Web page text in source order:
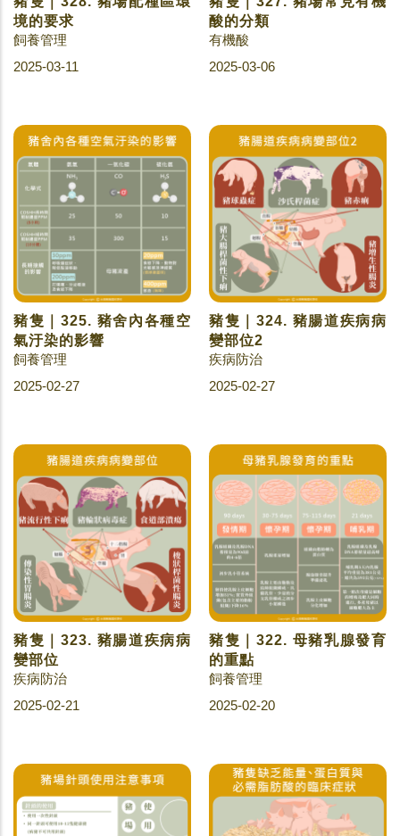
境的要求
飼養管理
2025-03-11
酸的分類
有機酸
2025-03-06
豬隻｜325. 豬舍內各種空
氣汙染的影響
飼養管理
2025-02-27
豬隻｜324. 豬腸道疾病病
變部位2
疾病防治
2025-02-27
豬隻｜323. 豬腸道疾病病
變部位
疾病防治
2025-02-21
豬隻｜322. 母豬乳腺發育
的重點
飼養管理
2025-02-20